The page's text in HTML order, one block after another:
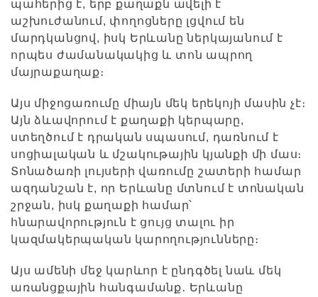
պահերից է, երբ քաղաքն ավելի է
աշխուժանում, փողոցները լցվում են
մարդկանցով, իսկ Երևանը ներկայանում է
որպես ժամանակակից և տոն ապրող
մայրաքաղաք։
Այս միջոցառումը միայն մեկ երեկոյի մասին չէ։
Այն ձևավորում է քաղաքի կերպարը,
ստեղծում է դրական սպասում, դառնում է
սոցիալական և մշակութային կյանքի մի մաս։
Տոնածառի լույսերի վառումը շատերի համար
ազդանշան է, որ Երևանը մտնում է տոնական
շրջան, իսկ քաղաքի համար՝
հնարավորություն է ցույց տալու իր
կազմակերպական կարողությունները։
Այս ամենի մեջ կարևոր է ընդգծել նաև մեկ
առանցքային հանգամանք․ Երևանը